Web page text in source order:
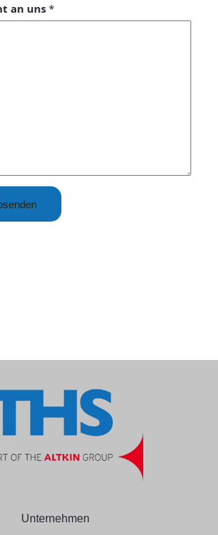
an uns *
Unternehmen